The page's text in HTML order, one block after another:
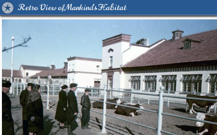
Retro View of Mankind's Habitat